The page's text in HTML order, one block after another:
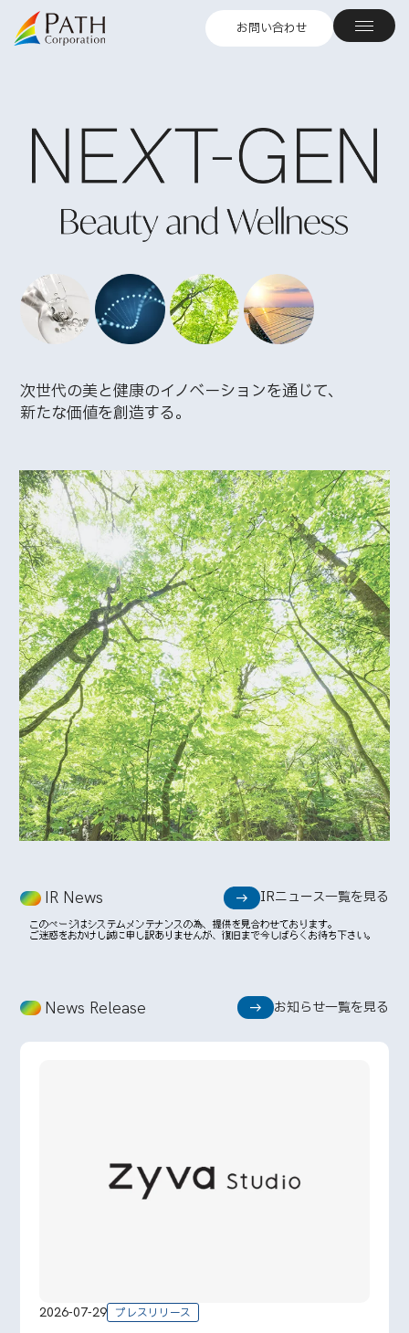
お問い合わせ
次世代の美と健康のイノベーションを通じて、
新たな価値を創造する。
IR News IRニュース一覧を見る
News Release お知らせ一覧を見る
2026-07-29 プレスリリース